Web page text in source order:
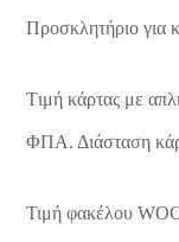
Προσκλητήριο για
Tιμή κάρτας με
ΦΠΑ. Διάσταση
Τιμή φακέλου